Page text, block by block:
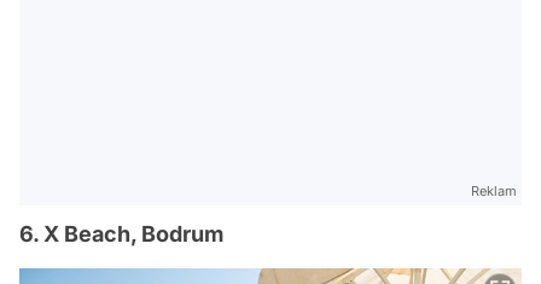
Reklam
6. X Beach, Bodrum